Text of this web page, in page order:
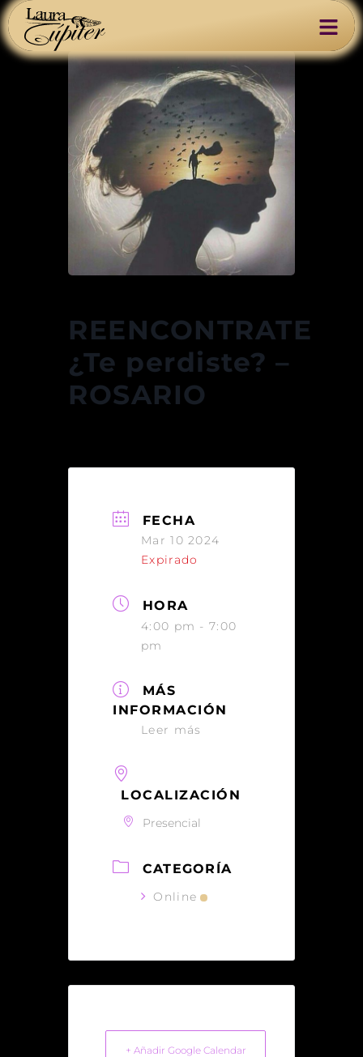
REENCONTRATE
¿Te perdiste? –
ROSARIO
FECHA
Mar 10 2024
Expirado
HORA
4:00 pm - 7:00
pm
MÁS
INFORMACIÓN
Leer más
LOCALIZACIÓN
Presencial
CATEGORÍA
Online
+ Añadir Google Calendar